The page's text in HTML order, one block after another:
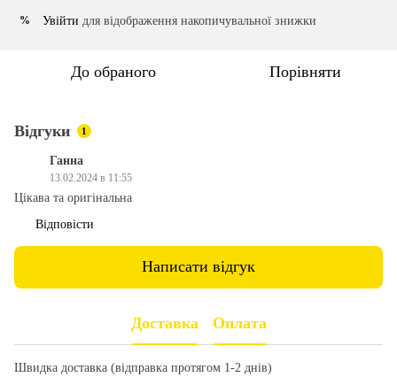
% Увійти для відображення накопичувальної знижки
До обраного Порівняти
Відгуки 1
Ганна
13.02.2024 в 11:55
Цікава та оригінальна
Відповісти
Написати відгук
Доставка Оплата
Швидка доставка (відправка протягом 1-2 днів)